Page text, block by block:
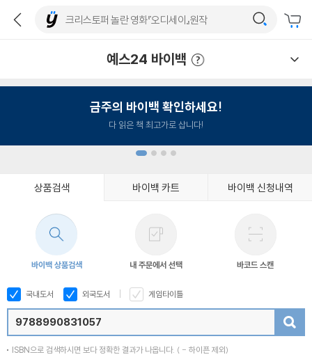
예스24 바이백
금주의 바이백 확인하세요!
다 읽은 책 최고가로 삽니다!
상품검색 바이백 카트 바이백 신청내역
바이백 상품검색 내 주문에서 선택 바코드 스캔
국내도서 외국도서 게임타이틀
ISBN으로 검색하시면 보다 정확한 결과가 나옵니다. ( - 하이픈 제외)